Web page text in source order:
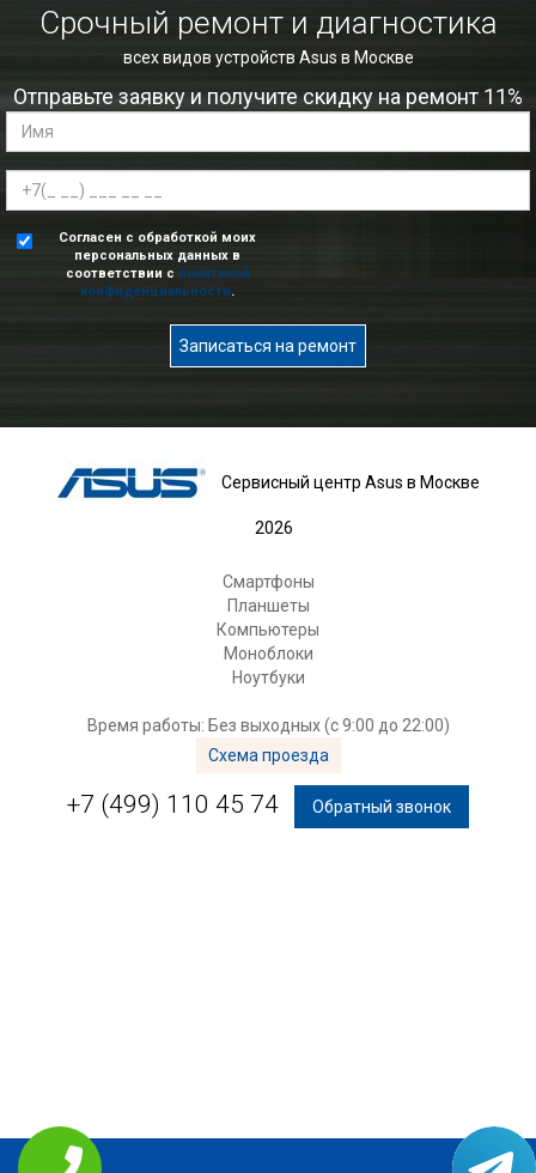
Срочный ремонт и диагностика
всех видов устройств Asus в Москве
Отправьте заявку и получите скидку на ремонт 11%
Согласен с обработкой моих
персональных данных в
соответствии с политикой
конфиденциальности.
Записаться на ремонт
Сервисный центр Asus в Москве
2026
Смартфоны
Планшеты
Компьютеры
Моноблоки
Ноутбуки
Время работы: Без выходных (с 9:00 до 22:00)
Схема проезда
+7 (499) 110 45 74 Обратный звонок